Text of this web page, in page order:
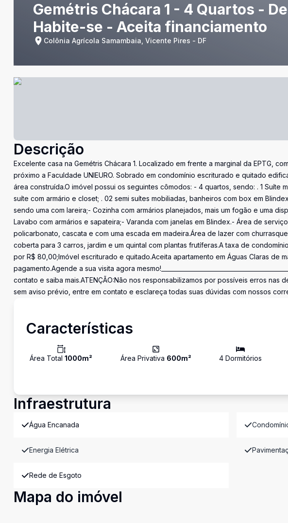
Gemétris Chácara 1 - 4 Quartos -
Habite-se - Aceita financiamento
Colônia Agrícola Samambaia, Vicente Pires - DF
Descrição
Excelente casa na Gemétris Chácara 1. Localizado em frente a marginal da EPTG,
próximo a Faculdade UNIEURO. Sobrado em condomínio escriturado e quitado
área construída.O imóvel possui os seguintes cômodos: - 4 quartos, sendo: . 1 Suíte
suíte com armário e closet; . 02 semi suítes mobiliadas, banheiros com box em
sendo uma com lareira;- Cozinha com armários planejados, mais um fogão e uma
Lavabo com armários e sapateira;- Varanda com janelas em Blindex.- Área de
policarbonato, cascata e com uma escada em madeira.Área de lazer com
coberta para 3 carros, jardim e um quintal com plantas frutíferas.A taxa de
por R$ 80,00;Imóvel escriturado e quitado.Aceita apartamento em Águas Claras de
pagamento.Agende a sua visita agora
contato e saiba mais.ATENÇÃO:Não nos responsabilizamos por possíveis erros
sem aviso prévio, entre em contato e esclareça todas suas dúvidas com nossos
Características
Área Total 1000m² Área Privativa 600m² 4 Dormitórios
Infraestrutura
Água Encanada
Energia Elétrica
Rede de Esgoto
Mapa do imóvel